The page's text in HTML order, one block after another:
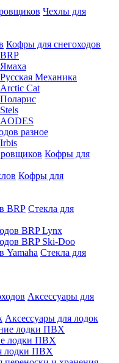
Чехлы для
Кофры для снегоходов
Механика
Cat
разное
Кофры для
Кофры для
Стекла для
BRP Lynx
BRP Ski-Doo
Стекла для
Аксессуары для
Аксессуары для лодок
лодки ПВХ
лодки ПВХ
лодки ПВХ